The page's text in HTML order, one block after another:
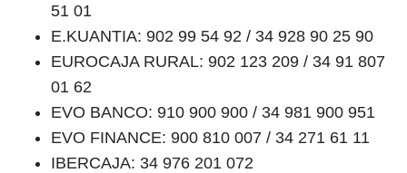
51 01
E.KUANTIA: 902 99 54 92 / 34 928 90 25 90
EUROCAJA RURAL: 902 123 209 / 34 91 807
01 62
EVO BANCO: 910 900 900 / 34 981 900 951
EVO FINANCE: 900 810 007 / 34 271 61 11
IBERCAJA: 34 976 201 072